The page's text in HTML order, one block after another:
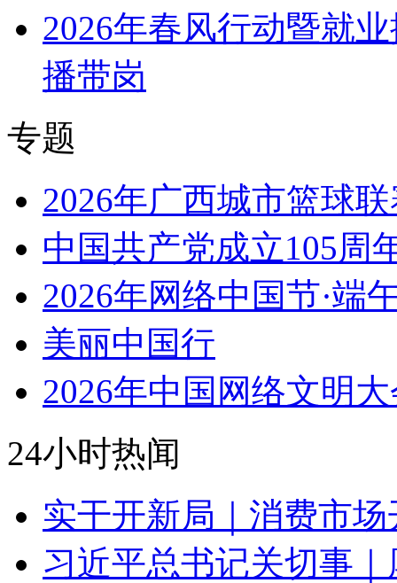
2026年春风行动暨就
播带岗
专题
2026年广西城市篮球
中国共产党成立105周
2026年网络中国节·端
美丽中国行
2026年中国网络文明
24小时热闻
实干开新局｜消费市
习近平总书记关切事